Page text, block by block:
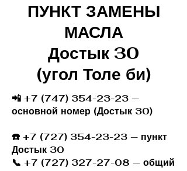
ПУНКТ ЗАМЕНЫ
МАСЛА
Достык 30
(угол Толе би)
📲 +7 (747) 354-23-23 —
основной номер (Достык 30)
☎️ +7 (727) 354-23-23 — пункт
Достык 30
📞 +7 (727) 327-27-08 — общий